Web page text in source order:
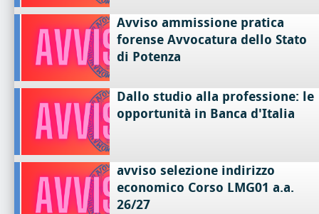
Avviso ammissione pratica
forense Avvocatura dello Stato
di Potenza
Dallo studio alla professione: le
opportunità in Banca d'Italia
avviso selezione indirizzo
economico Corso LMG01 a.a.
26/27